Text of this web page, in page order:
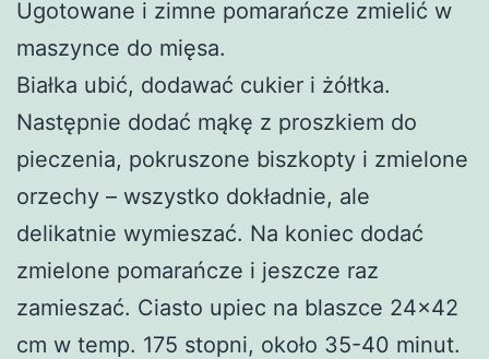
Ugotowane i zimne pomarańcze zmielić w
maszynce do mięsa.
Białka ubić, dodawać cukier i żółtka.
Następnie dodać mąkę z proszkiem do
pieczenia, pokruszone biszkopty i zmielone
orzechy – wszystko dokładnie, ale
delikatnie wymieszać. Na koniec dodać
zmielone pomarańcze i jeszcze raz
zamieszać. Ciasto upiec na blaszce 24×42
cm w temp. 175 stopni, około 35-40 minut.